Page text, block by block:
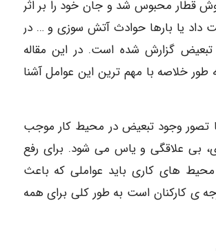
قطار محبوس شد و جان خود را بر اثر
داد یا بارها حوادث آتش سوزی و … در
گزارش شده است. در این مقاله
طور خلاصه با مهم ترین این عوامل آشنا
تصور وجود تبعیض در محیط کار موجب
بی علاقگی و یاس می شود. برای رفع
های کاری باید عواملی که باعث
ی کارکنان است به طور کلی برای همه